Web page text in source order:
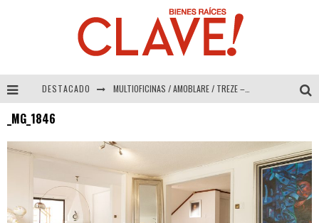
DESTACADO MULTIOFICINAS / AMOBLARE / TREZE – Especial Interiorismo & Decoración 2026
COLINEAL – Especial Interiorismo & Decoración 2026
_MG_1846